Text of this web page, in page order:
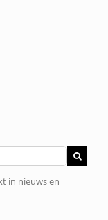
in nieuws en